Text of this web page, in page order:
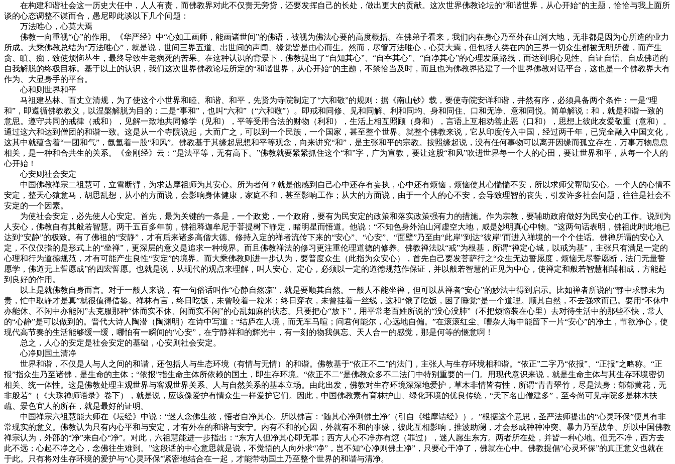
在构建和谐社会这一历史大任中，人人有责，而佛教界对此不仅责无旁贷，还要发挥自己的长处，做出更大的贡献。这次世界佛教论坛的“和谐世界，从心开始”的主题，恰恰与我上面所
谈的心态调整不谋而合，愚尼即此谈以下几个问题：
万法唯心，心莫大焉
佛教一向重视“心”的作用。《华严经》中“心如工画师，能画诸世间”的佛语，被视为佛法心要的高度概括。在佛弟子看来，我们内在身心乃至外在山河大地，无非都是因为心所造的业力
所成。大乘佛教总结为“万法唯心”，就是说，世间三界五道、出世间的声闻、缘觉皆是由心而生。然而，尽管万法唯心，心莫大焉，但包括人类在内的三界一切众生都被无明所覆，而产生
贪、瞋、痴，致使烦恼丛生，最终导致生老病死的苦果。在这种认识的背景下，佛教提出了“自知其心”、“自宰其心”、“自净其心”的心理发展路线，而达到明心见性、自证自悟、自成佛道的
自我解脱的终极目标。基于以上的认识，我们这次世界佛教论坛所定的“和谐世界，从心开始”的主题，不禁恰当及时，而且也为佛教界搭建了一个世界佛教对话平台，这也是一个佛教界大有
作为、大显身手的平台。
心和则世界和平
马祖建丛林、百丈立清规，为了使这个小世界和睦、和谐、和平，先贤为寺院制定了“六和敬”的规则：据《南山钞》载，要使寺院安详和谐，井然有序，必须具备两个条件：一是“理
和”，即遵循佛教教义，以涅槃解脱为目的；二是“事和”，也叫“六和”（“六和敬”）。即戒和同修、见和同解、利和同均、身和同住、口和无诤、意和同悦。简单解说：和，就是和谐一致的
意思。遵守共同的戒律（戒和），见解一致地共同修学（见和），平等受用合法的财物（利和），生活上相互照顾（身和），言语上互相劝善止恶（口和），思想上彼此友爱敬重（意和）。
通过这六和达到僧团的和谐一致。这是从一个寺院说起，大而广之，可以到一个民族，一个国家，甚至整个世界。就整个佛教来说，它从印度传入中国，经过两千年，已完全融入中国文化，
这其中就蕴含着“一团和气”，氤氲着一股“和风”。佛教基于其缘起思想和平等观念，向来讲究“和”，是主张和平的宗教。按照缘起说，没有任何事物可以离开因缘而孤立存在，万事万物息息
相关，是一种和合共生的关系。《金刚经》云：“是法平等，无有高下。”佛教就要紧紧抓住这个“和”字，广为宣教，要让这股“和风”吹进世界每一个人的心田，要让世界和平，从每一个人的
心开始！
心安则社会安定
中国佛教禅宗二祖慧可，立雪断臂，为求达摩祖师为其安心。所为者何？就是他感到自己心中还存有妄执，心中还有烦恼，烦恼使其心惴惴不安，所以求师父帮助安心。一个人的心情不
安定，整天心猿意马，胡思乱想，从小的方面说，会影响身体健康，家庭不和，甚至影响工作；从大的方面说，由于一个人的心不安，会导致理智的丧失，引发许多社会问题，往往是社会不
安定的一个因素。
为使社会安定，必先使人心安定。首先，最为关键的一条是，一个政党，一个政府，要有为民安定的政策和落实政策强有力的措施。作为宗教，要辅助政府做好为民安心的工作。说到为
人安心，佛教自有其般若智慧。两千五百多年前，佛祖释迦牟尼于菩提树下静定，睹明星而悟道。他说：“不知色身外泊山河虚空大地，咸是妙明真心中物。”这两句话表明，佛祖此时此地已
达到“安静”的极致。有了佛祖的“安静”，才有后来诸多高僧大德、修持入定的禅者流传下来的“安心”、“心安”、“面壁”乃至由“此岸”到达“彼岸”而进入禅境的一个个佳话。佛禅所谓的安心入
定，不仅仅指的是形式上的“坐禅”，更深层的意义是追求一种境界。而且佛教禅法的修习更注重伦理道德的修养。佛教禅法以“戒”为根基，所谓“禅定心城，以戒为基”，主张只有满足一定的
心理和行为道德规范，才有可能产生良性“安定”的境界。而大乘佛教则进一步认为，要普度众生（此指为众安心），首先自己要发菩萨行之“众生无边誓愿度，烦恼无尽誓愿断，法门无量誓
愿学，佛道无上誓愿成”的四宏誓愿。也就是说，从现代的观点来理解，叫人安心、定心，必须以一定的道德规范作保证，并以般若智慧的正见为中心，使禅定和般若智慧相辅相成，方能起
到良好的作用。
以上是就佛教自身而言。对于一般人来说，有一句俗话叫作“心静自然凉”，就是要顺其自然。一般人不能坐禅，但可以从禅者“安心”的妙法中得到启示。比如禅者所说的“静中求静未为
贵，忙中取静才是真”就很值得借鉴。禅林有言，终日吃饭，未曾咬着一粒米；终日穿衣，未曾挂着一丝线，这和“饿了吃饭，困了睡觉”是一个道理。顺其自然，不去强求而已。要用“不休中
亦能休、不闲中亦能闲”去克服那种“休而实不休、闲而实不闲”的心乱如麻的状态。只要把心“放下”，用平常老百姓所说的“没心没肺”（不把烦恼装在心里）去对待生活中的那些不快，常人
的“心静”是可以做到的。晋代大诗人陶潜（陶渊明）在诗中写道：“结庐在人境，而无车马喧；问君何能尔，心远地自偏。”在滚滚红尘、嘈杂人海中能留下一片“安心”的净土，节欲净心，使
现代高节奏的生活能够缓一缓，哪怕有一瞬间的“心安”，在宁静祥和的辉光中，有一刻的物我俱忘、天人合一的感觉，那是何等的惬意啊！
总之，人心的安定是社会安定的基础，心安则社会安定。
心净则国土清净
世界和谐，不仅是人与人之间的和谐，还包括人与生态环境（有情与无情）的和谐。佛教基于“依正不二”的法门，主张人与生存环境相和谐。“依正”二字乃“依报”、“正报”之略称。“正
报”指众生乃至诸佛，是生命的主体；“依报”指生命主体所依赖的国土，即生存环境。“依正不二”是佛教众多不二法门中特别重要的一门。用现代意识来说，就是生命主体与其生存环境密切
相关、统一体性。这是佛教处理主观世界与客观世界关系、人与自然关系的基本立场。由此出发，佛教对生存环境深深地爱护，草木非情皆有性，所谓“青青翠竹，尽是法身；郁郁黄花，无
非般若”（《大珠禅师语录》卷下），就是说，应该像爱护有情众生一样爱护它们。因此，中国佛教素有育林护山、绿化环境的优良传统，“天下名山僧建多”，至今尚可见寺院多是林木扶
疏、景色宜人的所在，就是最好的证明。
中国禅宗六祖慧能大师在《坛经》中说：“迷人念佛生彼，悟者自净其心。所以佛言：‘随其心净则佛土净’（引自《维摩诘经》）。”根据这个意思，圣严法师提出的“心灵环保”便具有非
常现实的意义。佛教认为只有内心平和与安定，才有外在的和谐与安宁。内有不和的心因，外就有不和的事缘，彼此互相影响，推波助澜，才会形成种种冲突、暴力乃至战争。所以中国佛教
禅宗认为，外部的“净”来自心“净”。对此，六祖慧能进一步指出：“东方人但净其心即无罪；西方人心不净亦有愆（罪过），迷人愿生东方。两者所在处，并皆一种心地。但无不净，西方去
此不远；心起不净之心，念佛往生难到。”这段话的中心意思就是说，不觉悟的人向外求“净”，岂不知“心净则佛土净”，只要心干净了，佛就在心中。佛教提倡“心灵环保”的真正意义也就在
于此。只有将对生存环境的爱护与“心灵环保”紧密地结合在一起，才能带动国土乃至整个世界的和谐与清净。